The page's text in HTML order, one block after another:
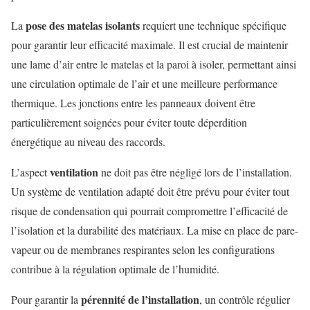
Lapose des matelas isolantsrequiert une technique spécifique
pour garantir leur efficacité maximale. Il est crucial de maintenir
une lame d’air entre le matelas et la paroi à isoler, permettant ainsi
une circulation optimale de l’air et une meilleure performance
thermique. Les jonctions entre les panneaux doivent être
particulièrement soignées pour éviter toute déperdition
énergétique au niveau des raccords.
L’aspectventilationne doit pas être négligé lors de l’installation.
Un système de ventilation adapté doit être prévu pour éviter tout
risque de condensation qui pourrait compromettre l’efficacité de
l’isolation et la durabilité des matériaux. La mise en place de pare-
vapeur ou de membranes respirantes selon les configurations
contribue à la régulation optimale de l’humidité.
Pour garantir lapérennité de l’installation, un contrôle régulier